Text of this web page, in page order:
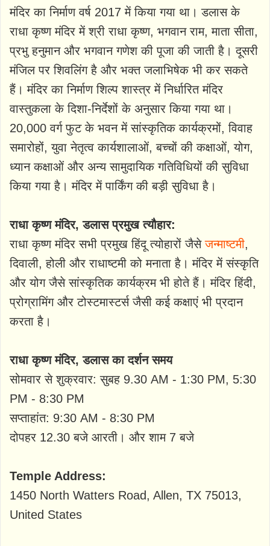
मंदिर का निर्माण वर्ष 2017 में किया गया था। डलास के
राधा कृष्ण मंदिर में श्री राधा कृष्ण, भगवान राम, माता सीता,
प्रभु हनुमान और भगवान गणेश की पूजा की जाती है। दूसरी
मंजिल पर शिवलिंग है और भक्त जलाभिषेक भी कर सकते
हैं। मंदिर का निर्माण शिल्प शास्त्र में निर्धारित मंदिर
वास्तुकला के दिशा-निर्देशों के अनुसार किया गया था।
20,000 वर्ग फुट के भवन में सांस्कृतिक कार्यक्रमों, विवाह
समारोहों, युवा नेतृत्व कार्यशालाओं, बच्चों की कक्षाओं, योग,
ध्यान कक्षाओं और अन्य सामुदायिक गतिविधियों की सुविधा
किया गया है। मंदिर में पार्किंग की बड़ी सुविधा है।
राधा कृष्ण मंदिर, डलास प्रमुख त्यौहार:
राधा कृष्ण मंदिर सभी प्रमुख हिंदू त्योहारों जैसेजन्माष्टमी,
दिवाली, होली और राधाष्टमी को मनाता है। मंदिर में संस्कृति
और योग जैसे सांस्कृतिक कार्यक्रम भी होते हैं। मंदिर हिंदी,
प्रोग्रामिंग और टोस्टमास्टर्स जैसी कई कक्षाएं भी प्रदान
करता है।
राधा कृष्ण मंदिर, डलास का दर्शन समय
सोमवार से शुक्रवार: सुबह 9.30 AM - 1:30 PM, 5:30
PM - 8:30 PM
सप्ताहांत: 9:30 AM - 8:30 PM
दोपहर 12.30 बजे आरती। और शाम 7 बजे
Temple Address:
1450 North Watters Road, Allen, TX 75013,
United States